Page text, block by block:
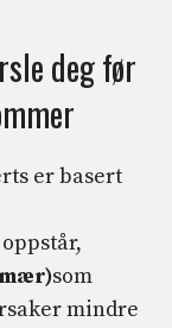
deg før
er basert
som
mindre